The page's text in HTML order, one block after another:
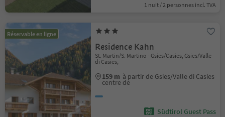
1 nuit / 2 personnes incl. TVA
Réservable en ligne
Residence Kahn
St. Martin/S. Martino - Gsies/Casies, Gsies/Valle
di Casies,
159 m à partir de Gsies/Valle di Casies
centre de
Südtirol Guest Pass